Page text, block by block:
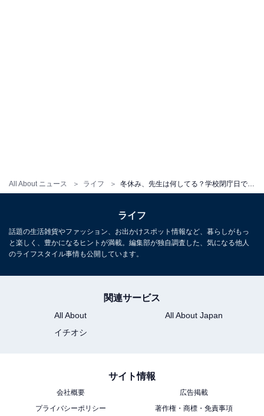
All About ニュース ライフ
あります。私自身も、久しぶりに年末の旅行を予定して
います。
秀教職員表彰受賞。令和6年版教科書編集委員。第4
回全日本ダンス教育指導者指導技術コンクール文部
科学大臣賞、第69回（2020年度）読売教育賞 健
「先生を続けるための『演じる』仕事術」
わ出版）など著書多数。voicyで
『しくじり先生の「今日の失敗」』を発信中。
ライフ
話題の生活雑貨やファッション、お出かけスポット情報など、暮らしがもっ
と楽しく、豊かになるヒントが満載。編集部が独自調査した、気になる他人
のライフスタイル事情も公開しています。
関連サービス
All About
All About Japan
イチオシ
サイト情報
会社概要
広告掲載
プライバシーポリシー
著作権・商標・免責事項